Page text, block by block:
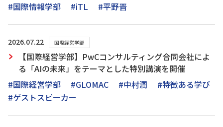
#国際情報学部
#iTL #平野晋
2026.07.22 国際経営学部
【国際経営学部】PwCコンサルティング合同会社によ
る「AIの未来」をテーマとした特別講演を開催
#国際経営学部
#GLOMAC #中村潤
#特徴ある学び
#ゲストスピーカー